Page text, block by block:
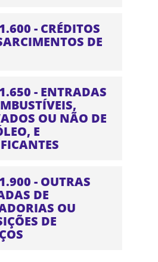
- CRÉDITOS
DE
- ENTRADAS
OU NÃO DE
E
- OUTRAS
DE
OU
DE